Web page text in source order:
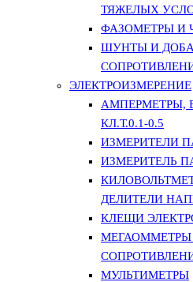
ТЯЖЕЛЫХ
ФАЗОМЕТРЫ И
ШУНТЫ И
ЭЛЕКТРОИЗМЕРЕНИЕ
АМПЕРМЕТРЫ,
КЛ.Т.0.1-0.5
ИЗМЕРИТЕЛИ
ИЗМЕРИТЕЛЬ
ДЕЛИТЕЛИ
КЛЕЩИ
МЕГАОММЕТРЫ
МУЛЬТИМЕТРЫ